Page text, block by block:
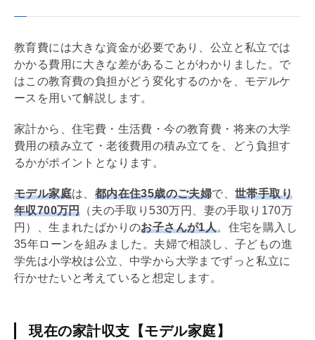
教育費には大きな資金が必要であり、公立と私立では
かかる費用に大きな差があることがわかりました。で
はこの教育費の負担がどう変化するのかを、モデルケ
ースを用いて解説します。
家計から、住宅費・生活費・今の教育費・将来の大学
費用の積み立て・老後費用の積み立てを、どう負担す
るかがポイントとなります。
モデル家庭は、 都内在住35歳のご夫婦で、世帯手取り
年収700万円（夫の手取り530万円、妻の手取り170万
円）、生まれたばかりのお子さんが1人。住宅を購入し
35年ローンを組みました。夫婦で相談し、子どもの進
学先は小学校は公立、中学から大学までずっと私立に
行かせたいと考えていると想定します。
現在の家計収支【モデル家庭】